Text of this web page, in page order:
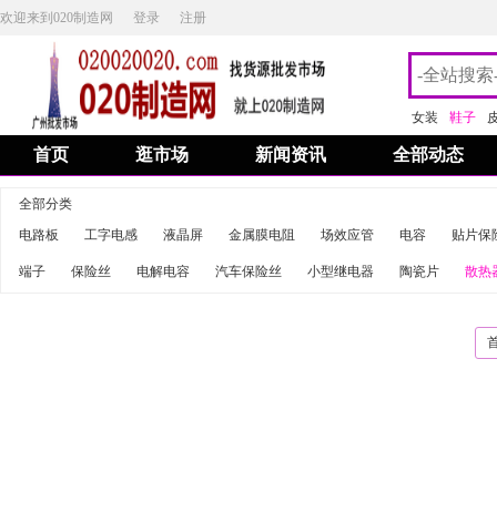
欢迎来到020制造网 登录 注册
女装 鞋子
首页 逛市场 新闻资讯 全部动态
全部分类
电路板
工字电感 液晶屏 金属膜电阻 场效应管 电容 贴片保
端子 保险丝 电解电容 汽车保险丝 小型继电器 陶瓷片 散热